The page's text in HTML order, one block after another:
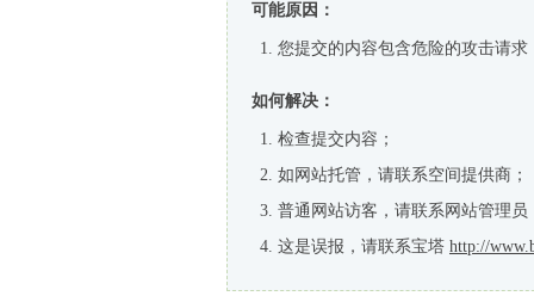
可能原因：
您提交的内容包含危险的攻击请求
如何解决：
检查提交内容；
如网站托管，请联系空间提供商；
普通网站访客，请联系网站管理员
这是误报，请联系宝塔 http://